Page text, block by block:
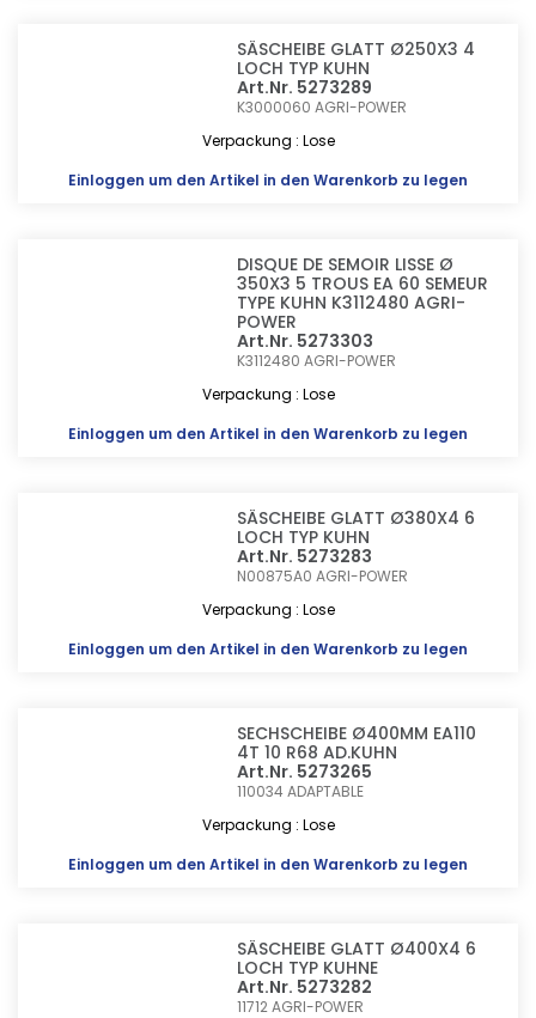
SÄSCHEIBE GLATT Ø250X3 4
LOCH TYP KUHN
Art.Nr. 5273289
K3000060AGRI-POWER
Verpackung : Lose
Einloggen um den Artikel in den Warenkorb zu legen
DISQUE DE SEMOIR LISSE Ø
350X3 5 TROUS EA 60 SEMEUR
TYPE KUHN K3112480 AGRI-
POWER
Art.Nr. 5273303
K3112480AGRI-POWER
Verpackung : Lose
Einloggen um den Artikel in den Warenkorb zu legen
SÄSCHEIBE GLATT Ø380X4 6
LOCH TYP KUHN
Art.Nr. 5273283
N00875A0AGRI-POWER
Verpackung : Lose
Einloggen um den Artikel in den Warenkorb zu legen
SECHSCHEIBE Ø400MM EA110
4T 10 R68 AD.KUHN
Art.Nr. 5273265
110034ADAPTABLE
Verpackung : Lose
Einloggen um den Artikel in den Warenkorb zu legen
SÄSCHEIBE GLATT Ø400X4 6
LOCH TYP KUHNE
Art.Nr. 5273282
11712AGRI-POWER